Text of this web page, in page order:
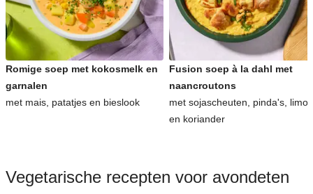
Romige soep met kokosmelk en
garnalen
met mais, patatjes en bieslook
Fusion soep à la dahl met
naancroutons
met sojascheuten, pinda's,
en koriander
Vegetarische recepten voor avondeten